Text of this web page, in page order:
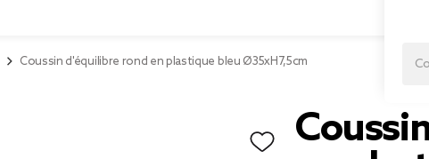
Coussin d'équilibre rond en plastique bleu Ø35xH7,5cm